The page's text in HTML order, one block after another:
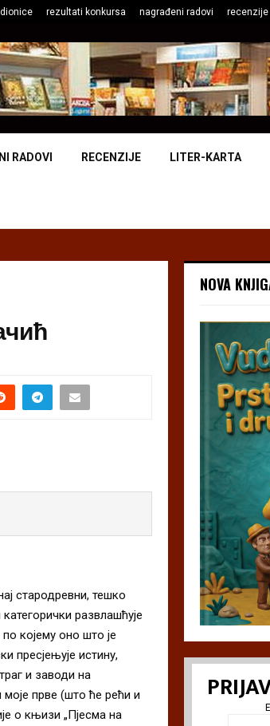
rezultati konkursa nagrađeni radovi recenzije
RADOVI RECENZIJE LITER-KARTA
стародревни, тешко
развлашћује
којему оно што је
пресјењује истину,
и заводи на
моје прве (што ће рећи и
о књизи „Пјесма на
NOVA